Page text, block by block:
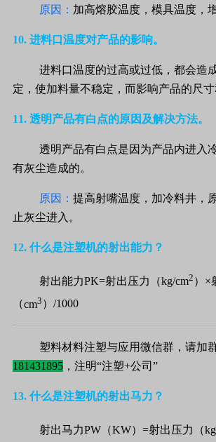
原因： 加高熔胶温度，模具温度，
10. 进料口温度对产品的影响。
进料口温度的过高或过低，都会造
定，使加料量不稳定，而影响产品的尺寸
11. 透明产品有白点的原因及解决方法。
透明产品有白点是因为产品内进入
有灰尘造成的。
原因： 提高射嘴温度，加冷料井，
止灰尘进入。
12. 什么是注塑机的射出能力？
射出能力PK=射出压力（kg/cm2 ）×
（cm3 ） /1000
塑料材料注塑与应用微信群，请加
181431895 ，注明“注塑+公司”
13. 什么是注塑机的射出马力？
射出马力PW （KW） =射出压力（